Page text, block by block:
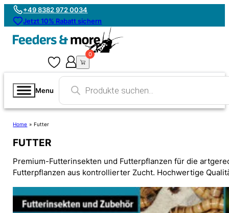
+49 8382 972 0034
Jetzt 10% Rabatt sichern
0
Menu
Products
search
Home » Futter
FUTTER
Premium-Futterinsekten und Futterpflanzen für die
Futterpflanzen aus kontrollierter Zucht. Hochwertige